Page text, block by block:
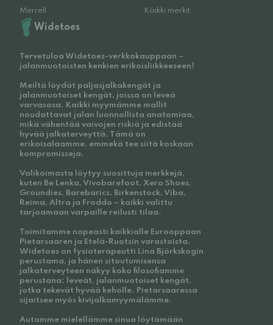
Merrell
Kaikki merkit
Widetoes
Tervetuloa Widetoes-verkkokauppaan –
jalanmuotoisten kenkien erikoisliikkeeseen!
Meiltä löydät paljasjalkakengät ja
jalanmuotoiset kengät, joissa on leveä
varvasosa. Kaikki myymämme mallit
noudattavat jalan luonnollista anatomiaa,
mikä vähentää vaivojen riskiä ja edistää
hyvää jalkaterveyttä. Tämä on
erikoisalaamme, emmekä tee siitä koskaan
kompromisseja.
Valikoimasta löytyy suosittuja merkkejä,
kuten Be Lenka, Vivobarefoot, Xero Shoes,
Groundies, Barebarics, Birkenstock, Viba,
Reima, Altra ja Froddo – kaikki valittu
tarjoamaan varpaille reilusti tilaa.
Toimitamme nopeasti kaikkialle Eurooppaan
Pietarsaaren ja Etelä-Ruotsin varastoista.
Widetoes on fysioterapeutti Lina Björkskogin
perustama, ja hänen sitoutumisensa
jalkaterveyteen näkyy koko filosofiamme
perustana: leveät, jalanmuotoiset kengät,
jotka tekevät hyvää keholle. Pietarsaaressa
sijaitsee myös kivijalkamyymälämme.
Autamme mielellämme sinua löytämään